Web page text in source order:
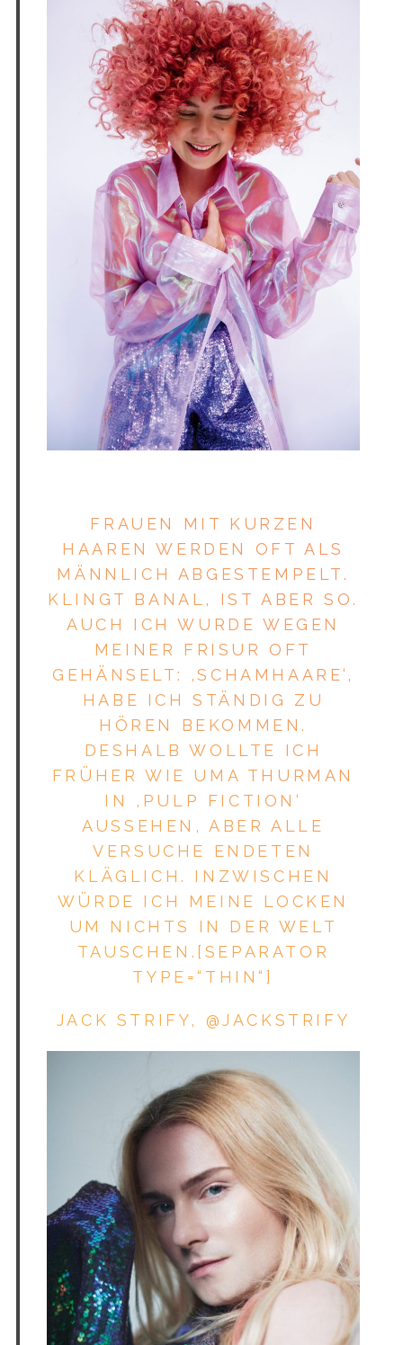
FRAUEN MIT KURZEN
HAAREN WERDEN OFT ALS
MÄNNLICH AB­GESTEMPELT.
KLINGT BANAL, IST ABER SO.
AUCH ICH WURDE WEGEN
MEINER FRISUR OFT
GEHÄNSELT: ,SCHAMHAARE‘,
HABE ICH STÄNDIG ZU
HÖREN BEKOMMEN.
DESHALB WOLLTE ICH
FRÜHER WIE UMA THURMAN
IN ,PULP FICTION‘
AUSSEHEN, ABER ALLE
VERSUCHE ENDETEN
KLÄGLICH. INZWISCHEN
WÜRDE ICH MEINE LOCKEN
UM NICHTS IN DER WELT
TAUSCHEN.[SEPARATOR
TYPE=“THIN“]
JACK STRIFY, @JACKSTRIFY